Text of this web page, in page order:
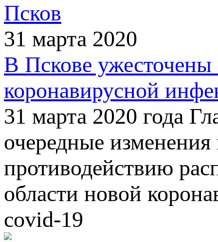
Псков
31 марта 2020
В Пскове ужесточены
коронавирусной
31 марта 2020 года
очередные
противодействию
области новой
covid-19